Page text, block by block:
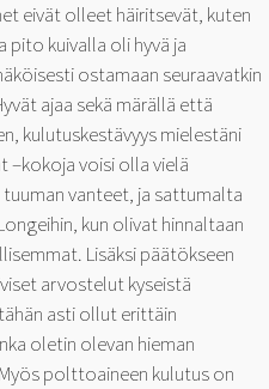
eivät olleet häiritsevät, kuten
pito kuivalla oli hyvä ja
ostamaan seuraavatkin
ajaa sekä märällä että
kulutuskestävyys mielestäni
–kokoja voisi olla vielä
tuuman vanteet, ja sattumalta
kun olivat hinnaltaan
Lisäksi päätökseen
arvostelut kyseistä
asti ollut erittäin
oletin olevan hieman
polttoaineen kulutus on